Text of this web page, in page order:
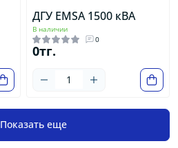
ДГУ EMSA 1500 кВА
В наличии
0
0тг.
Показать еще